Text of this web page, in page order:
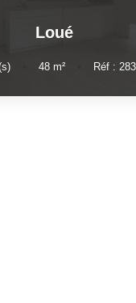
AGENCE
Loué
48m² Réf :